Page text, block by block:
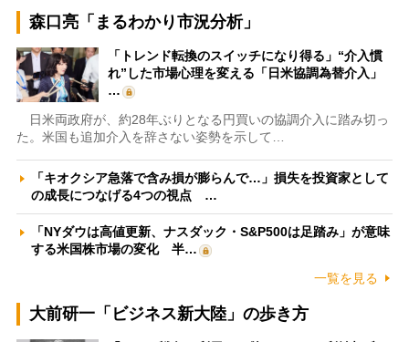
森口亮「まるわかり市況分析」
「トレンド転換のスイッチになり得る」“介入慣
れ”した市場心理を変える「日米協調為替介入」
…
日米両政府が、約28年ぶりとなる円買いの協調介入に踏み切っ
た。米国も追加介入を辞さない姿勢を示して…
「キオクシア急落で含み損が膨らんで…」損失を投資家として
の成長につなげる4つの視点 …
「NYダウは高値更新、ナスダック・S&P500は足踏み」が意味
する米国株市場の変化 半…
一覧を見る
大前研一「ビジネス新大陸」の歩き方